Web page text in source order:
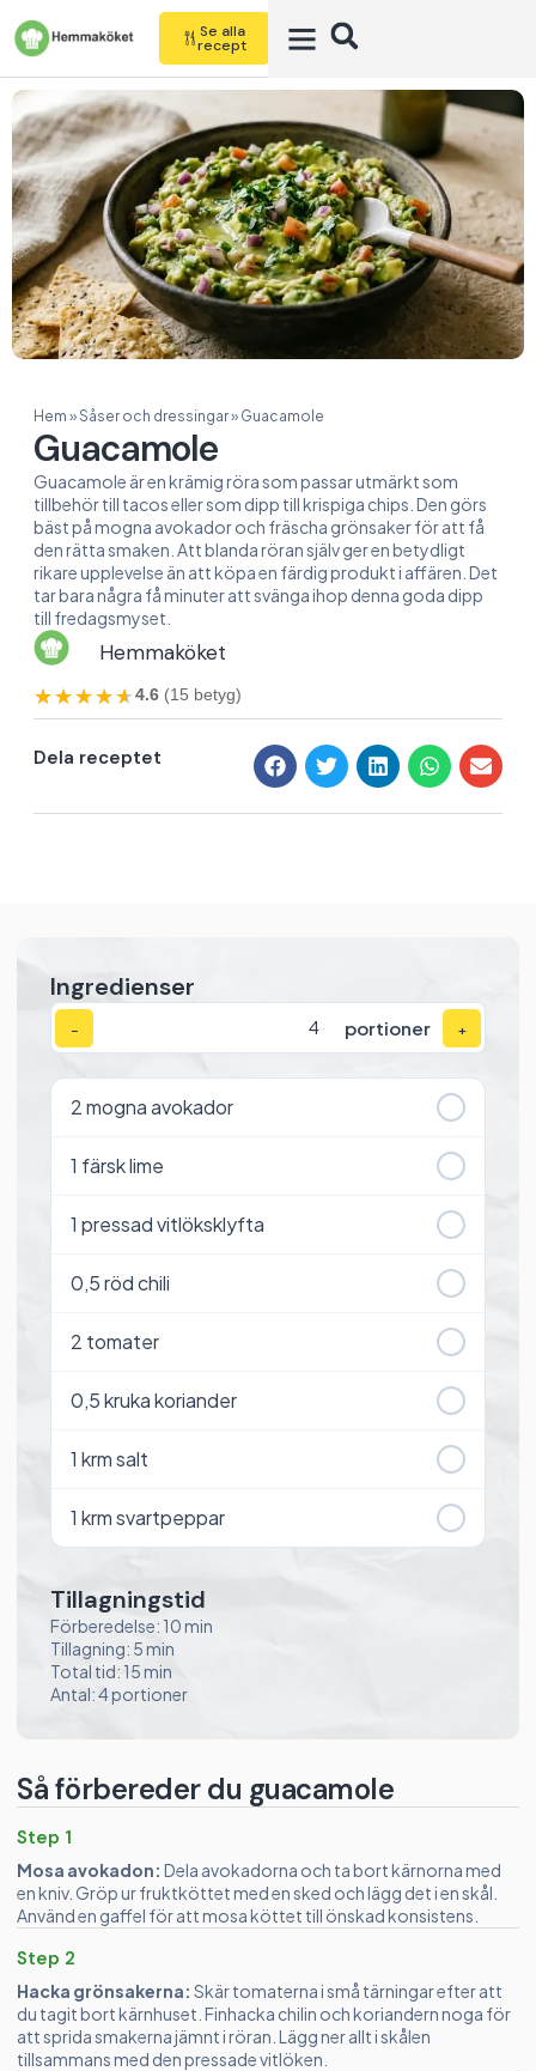
Se alla
recept
Hem »Såser och dressingar» Guacamole
Guacamole
Guacamole är en krämig röra som passar utmärkt som
tillbehör till tacos eller som dipp till krispiga chips. Den görs
bäst på mogna avokador och fräscha grönsaker för att få
den rätta smaken. Att blanda röran själv ger en betydligt
rikare upplevelse än att köpa en färdig produkt i affären. Det
tar bara några få minuter att svänga ihop denna goda dipp
till fredagsmyset.
Hemmaköket
★★★★★
★★★★★4.6 (15 betyg)
Dela receptet
Så förbereder du guacamole
Step 1
Mosa avokadon: Dela avokadorna och ta bort kärnorna med
en kniv. Gröp ur fruktköttet med en sked och lägg det i en skål.
Använd en gaffel för att mosa köttet till önskad konsistens.
Step 2
Hacka grönsakerna: Skär tomaterna i små tärningar efter att
du tagit bort kärnhuset. Finhacka chilin och koriandern noga för
att sprida smakerna jämnt i röran. Lägg ner allt i skålen
tillsammans med den pressade vitlöken.
Ingredienser
− portioner +
2mogna avokador
1 färsk lime
1 pressad vitlöksklyfta
0,5röd chili
2 tomater
0,5kruka koriander
1 krm salt
1 krm svartpeppar
Tillagningstid
Förberedelse: 10 min
Tillagning: 5 min
Total tid: 15 min
Antal: 4 portioner